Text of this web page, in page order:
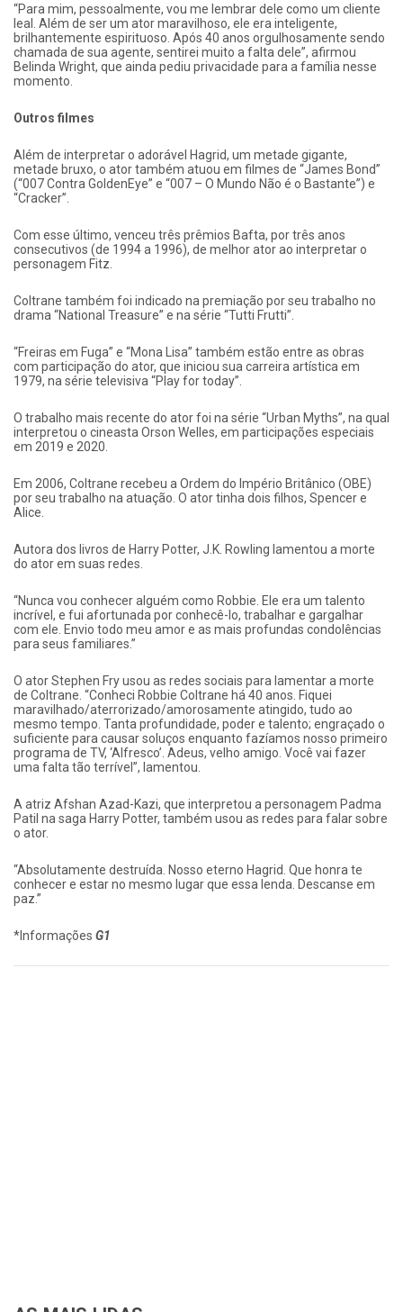
“Para mim, pessoalmente, vou me lembrar dele como um cliente
leal. Além de ser um ator maravilhoso, ele era inteligente,
brilhantemente espirituoso. Após 40 anos orgulhosamente sendo
chamada de sua agente, sentirei muito a falta dele”, afirmou
Belinda Wright, que ainda pediu privacidade para a família nesse
momento.
Outros filmes
Além de interpretar o adorável Hagrid, um metade gigante,
metade bruxo, o ator também atuou em filmes de “James Bond”
(“007 Contra GoldenEye” e “007 – O Mundo Não é o Bastante”) e
“Cracker”.
Com esse último, venceu três prêmios Bafta, por três anos
consecutivos (de 1994 a 1996), de melhor ator ao interpretar o
personagem Fitz.
Coltrane também foi indicado na premiação por seu trabalho no
drama “National Treasure” e na série “Tutti Frutti”.
“Freiras em Fuga” e “Mona Lisa” também estão entre as obras
com participação do ator, que iniciou sua carreira artística em
1979, na série televisiva “Play for today”.
O trabalho mais recente do ator foi na série “Urban Myths”, na qual
interpretou o cineasta Orson Welles, em participações especiais
em 2019 e 2020.
Em 2006, Coltrane recebeu a Ordem do Império Britânico (OBE)
por seu trabalho na atuação. O ator tinha dois filhos, Spencer e
Alice.
Autora dos livros de Harry Potter, J.K. Rowling lamentou a morte
do ator em suas redes.
“Nunca vou conhecer alguém como Robbie. Ele era um talento
incrível, e fui afortunada por conhecê-lo, trabalhar e gargalhar
com ele. Envio todo meu amor e as mais profundas condolências
para seus familiares.”
O ator Stephen Fry usou as redes sociais para lamentar a morte
de Coltrane. “Conheci Robbie Coltrane há 40 anos. Fiquei
maravilhado/aterrorizado/amorosamente atingido, tudo ao
mesmo tempo. Tanta profundidade, poder e talento; engraçado o
suficiente para causar soluços enquanto fazíamos nosso primeiro
programa de TV, ‘Alfresco’. Adeus, velho amigo. Você vai fazer
uma falta tão terrível”, lamentou.
A atriz Afshan Azad-Kazi, que interpretou a personagem Padma
Patil na saga Harry Potter, também usou as redes para falar sobre
o ator.
“Absolutamente destruída. Nosso eterno Hagrid. Que honra te
conhecer e estar no mesmo lugar que essa lenda. Descanse em
paz.”
*Informações G1